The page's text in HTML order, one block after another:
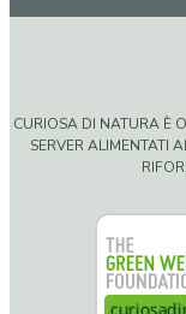
CURIOSA DI NATURA È
SERVER ALIMENTATI